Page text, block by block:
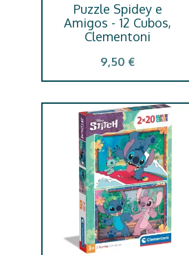
Puzzle Spidey e
Amigos - 12 Cubos,
Clementoni
9,50 €